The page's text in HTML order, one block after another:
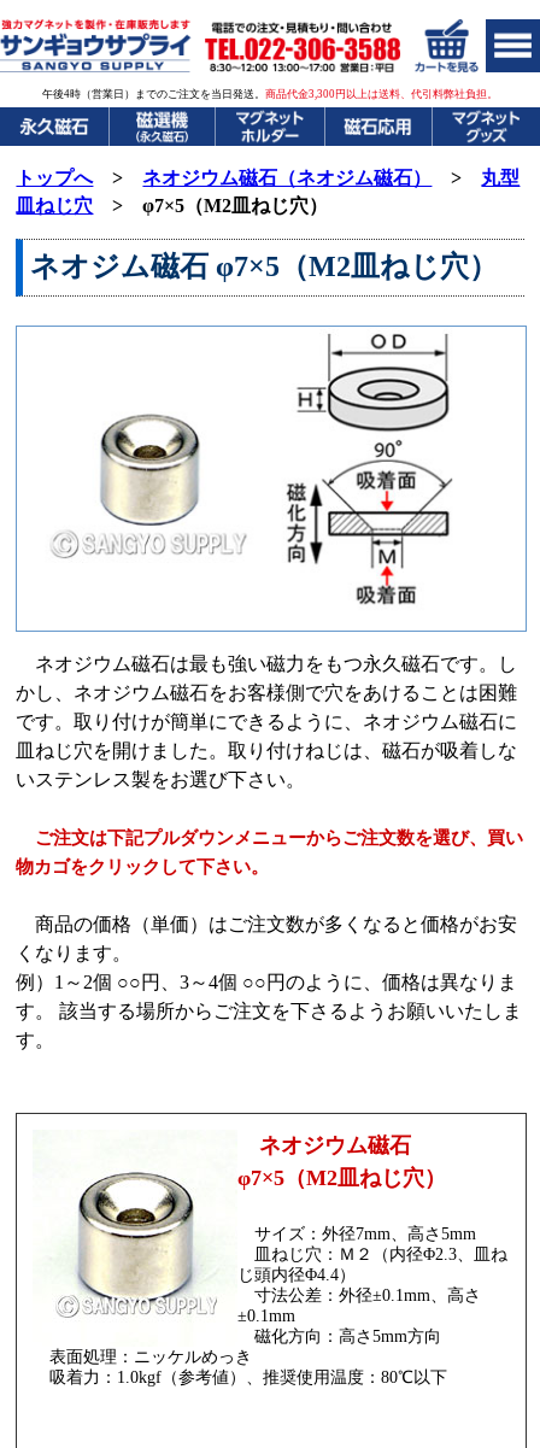
午後4時（営業日）までのご注文を当日発送。 商品代金3,300円以上は送料、代引料弊社負担。
トップへ>ネオジウム磁石（ネオジム磁石） > 丸型
皿ねじ穴 > φ7×5（M2皿ねじ穴）
ネオジム磁石 φ7×5（M2皿ねじ穴）
ネオジウム磁石は最も強い磁力をもつ永久磁石です。し
かし、ネオジウム磁石をお客様側で穴をあけることは困難
です。取り付けが簡単にできるように、ネオジウム磁石に
皿ねじ穴を開けました。取り付けねじは、磁石が吸着しな
いステンレス製をお選び下さい。
ご注文は下記プルダウンメニューからご注文数を選び、買い
物カゴをクリックして下さい。
商品の価格（単価）はご注文数が多くなると価格がお安
くなります。
例）1～2個 ○○円、3～4個 ○○円のように、価格は異なりま
す。 該当する場所からご注文を下さるようお願いいたしま
す。
ネオジウム磁石
φ7×5（M2皿ねじ穴）
サイズ：外径7mm、高さ5mm
皿ねじ穴：Ｍ２（内径Φ2.3、皿ね
じ頭内径Φ4.4）
寸法公差：外径±0.1mm、高さ
±0.1mm
磁化方向：高さ5mm方向
表面処理：ニッケルめっき
吸着力：1.0kgf（参考値）、推奨使用温度：80℃以下